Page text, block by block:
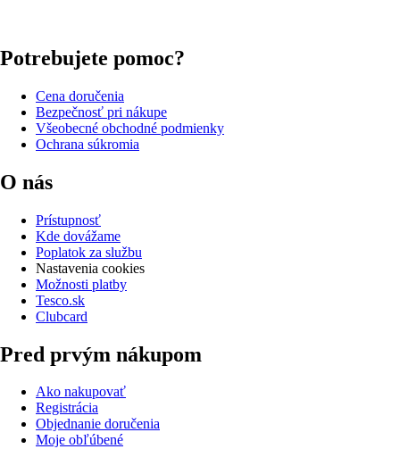
Potrebujete pomoc?
Cena doručenia
Bezpečnosť pri nákupe
Všeobecné obchodné podmienky
Ochrana súkromia
O nás
Prístupnosť
Kde dovážame
Poplatok za službu
Nastavenia cookies
Možnosti platby
Tesco.sk
Clubcard
Pred prvým nákupom
Ako nakupovať
Registrácia
Objednanie doručenia
Moje obľúbené